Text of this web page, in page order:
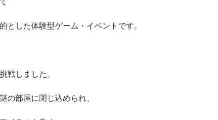
とした体験型ゲーム・イベントです。
戦しました。
の部屋に閉じ込められ、